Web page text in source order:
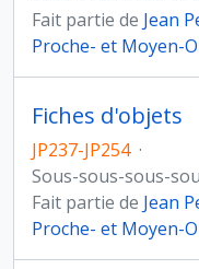
Fait partie de Jean
Proche- et Moyen-
Fiches d'objets
JP237-JP254 ·
Sous-sous-sous-
Fait partie de Jean
Proche- et Moyen-